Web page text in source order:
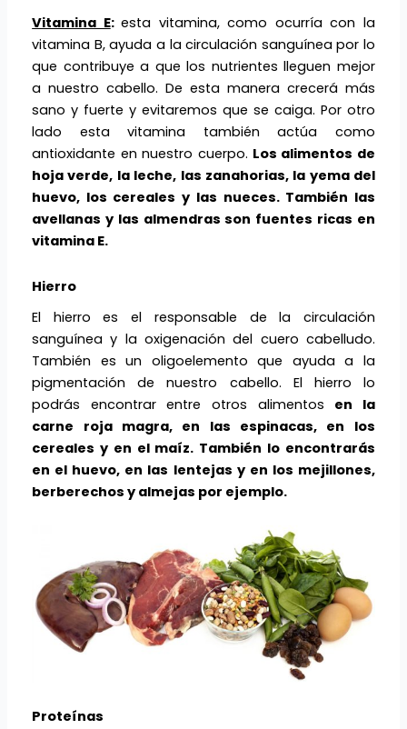
Vitamina E:esta vitamina, como ocurría con la
vitamina B, ayuda a la circulación sanguínea por lo
que contribuye a que los nutrientes lleguen mejor
a nuestro cabello. De esta manera crecerá más
sano y fuerte y evitaremos que se caiga. Por otro
lado esta vitamina también actúa como
antioxidante en nuestro cuerpo. Los alimentos de
hoja verde, la leche, las zanahorias, la yema del
huevo, los cereales y las nueces. También las
avellanas y las almendras son fuentes ricas en
vitamina E.
Hierro
El hierro es el responsable de la circulación
sanguínea y la oxigenación del cuero cabelludo.
También es un oligoelemento que ayuda a la
pigmentación de nuestro cabello. El hierro lo
podrás encontrar entre otros alimentos en la
carne roja magra, en las espinacas, en los
cereales y en el maíz. También lo encontrarás
en el huevo, en las lentejas y en los mejillones,
berberechos y almejas por ejemplo.
Proteínas